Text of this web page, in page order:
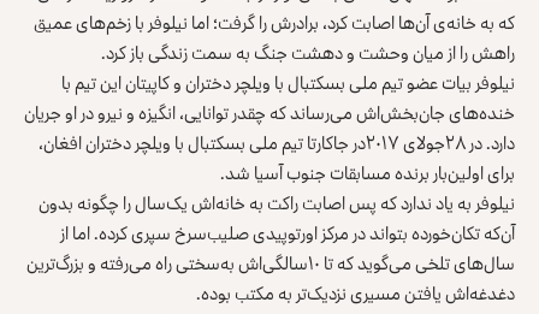
که به خانه‌ی آن‌ها اصابت کرد، برادرش را گرفت؛ اما نیلوفر با زخم‌های عمیق
راهش را از میان وحشت و دهشت جنگ به سمت زندگی باز کرد.
نیلوفر بیات عضو تیم ملی بسکتبال با ویلچر دختران و کاپیتان این تیم با
خنده‌های جان‌بخش‌اش می‌رساند که چقدر توانایی، انگیزه و نیرو در او جریان
دارد. در ۲۸جولای ۲۰۱۷در جاکارتا تیم ملی بسکتبال با ویلچر دختران افغان،
برای اولین‌بار برنده مسابقات جنوب آسیا شد.
نیلوفر به یاد ندارد که پس اصابت راکت به خانه‌اش یک‌سال را چگونه بدون
آن‌که تکان‌خورده بتواند در مرکز اورتوپیدی صلیب‌سرخ سپری کرده. اما از
سال‌های تلخی می‌گوید که تا ۱۰سالگی‌اش به‌سختی راه می‌رفته و بزرگ‌ترین
دغدغه‌اش یافتن مسیری نزدیک‌تر به مکتب بوده.